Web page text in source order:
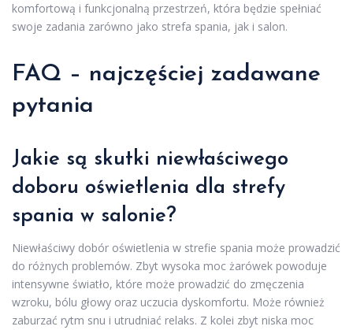
komfortową i funkcjonalną przestrzeń, która będzie spełniać
swoje zadania zarówno jako strefa spania, jak i salon.
FAQ – najczęściej zadawane
pytania
Jakie są skutki niewłaściwego
doboru oświetlenia dla strefy
spania w salonie?
Niewłaściwy dobór oświetlenia w strefie spania może prowadzić
do różnych problemów. Zbyt wysoka moc żarówek powoduje
intensywne światło, które może prowadzić do zmęczenia
wzroku, bólu głowy oraz uczucia dyskomfortu. Może również
zaburzać rytm snu i utrudniać relaks. Z kolei zbyt niska moc